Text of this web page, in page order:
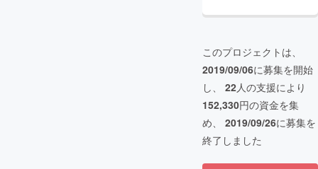
このプロジェクトは、
2019/09/06に募集を開始
し、 22人の支援により
152,330円の資金を集
め、 2019/09/26に募集を
終了しました